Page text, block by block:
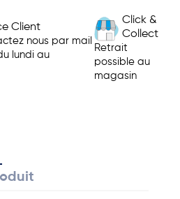
Client
nous par mail
lundi au
Click &
Collect
Retrait
possible au
magasin